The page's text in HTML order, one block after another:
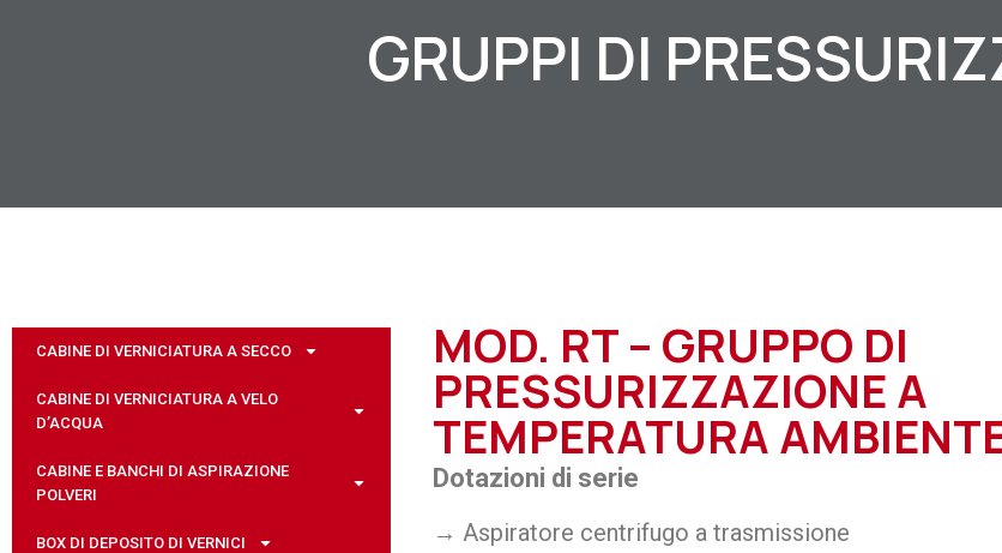
GRUPPI DI
CABINE DI VERNICIATURA A SECCO
CABINE DI VERNICIATURA A VELO
D’ACQUA
CABINE E BANCHI DI ASPIRAZIONE
POLVERI
BOX DI DEPOSITO DI VERNICI
MOD. RT – GRUPPO DI
PRESSURIZZAZIONE A
TEMPERATURA
Dotazioni di serie
→ Aspiratore centrifugo a trasmissione